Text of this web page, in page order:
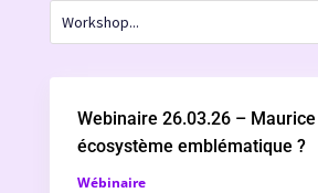
Webinaire 26.03.26 –
écosystème emblématique ?
Wébinaire